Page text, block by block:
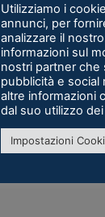
Utilizziamo i
annunci, per
analizzare il
informazioni sul
nostri partner che
pubblicità e social
altre informazioni
dal suo utilizzo
Impostazioni